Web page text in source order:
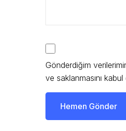
Gönderdiğim
ve saklanmasını
Hemen Gönder